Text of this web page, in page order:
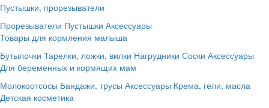
Пустышки, прорезыватели
Прорезыватели Пустышки Аксессуары
Товары для кормления малыша
Бутылочки Тарелки, ложки, вилки Нагрудники Соски Аксессуары
Для беременных и кормящих мам
Молокоотсосы Бандажи, трусы Аксессуары Крема, гели, масла
Детская косметика